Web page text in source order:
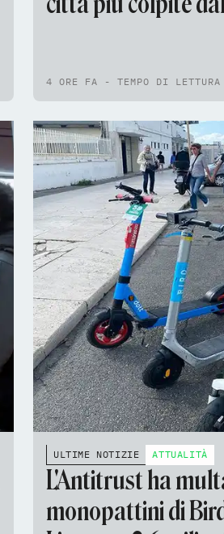
4 ORE FA - TEMPO DI
ULTIME NOTIZIE ATTUALITÀ
L'Antitrust ha
monopattini di